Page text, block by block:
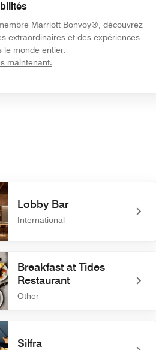
Marriott Bonvoy®, découvrez
extraordinaires et des expériences
le monde entier.
maintenant.
Lobby Bar
International
Bar
Breakfast at Tides
Restaurant
Other
at Tides Restaurant
Silfra